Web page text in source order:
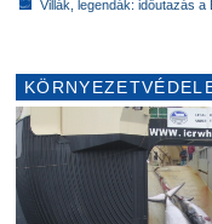
Villák, legendák: időutazás a